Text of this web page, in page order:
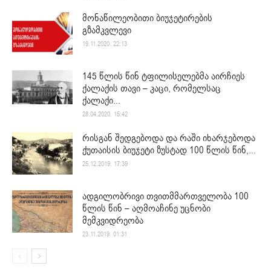
მონაწილეობითი ბიუჯეტირების
გზამკვლევი
19.11.2020. 22:13
145 წლის წინ ტფილისელებმა აირჩიეს
ქალაქის თავი – კაცი, რომელსაც
ქალაქი...
28.04.2020. 15:42
რისგან შედგებოდა და რაში იხარჯებოდა
ქუთაისის ბიუჯეტი ზუსტად 100 წლის წინ,...
25.12.2019. 17:39
ადგილობრივი თვითმმართველობა 100
წლის წინ – აღმოაჩინე უცნობი
მემკვიდრეობა
23.11.2019. 01:31